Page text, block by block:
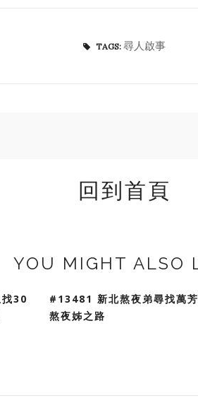
TAGS: 尋人啟事
回到首頁
YOU MIGHT ALSO
30
#13481 新北熬夜弟尋找萬芳
熬夜姊之路